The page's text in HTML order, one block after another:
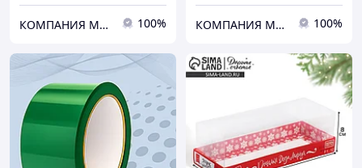
КОМПАНИЯ MEGAPACK 100% КОМПАНИЯ MEGAPACK 100%